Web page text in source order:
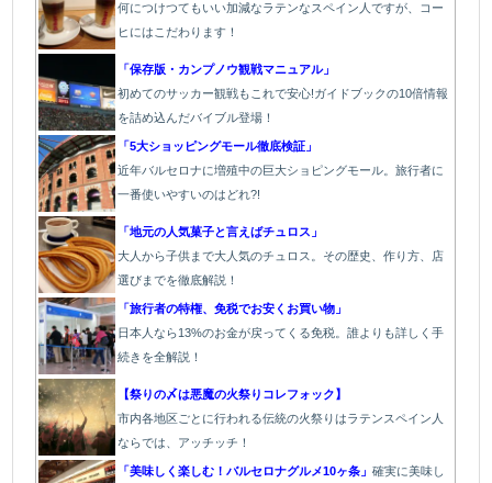
何につけつてもいい加減なラテンなスペイン人ですが、コー
ヒにはこだわります ！
「保存版・カンプノウ観戦マニュアル」
初めてのサッカー観戦もこれで安心!ガイドブックの10倍情報
を詰め込んだバイブル登場！
「5大ショッピングモール徹底検証」
近年バルセロナに増殖中の巨大ショピングモール。旅行者に
一番使いやすいのはどれ?!
「地元の人気菓子と言えばチュロス」
大人から子供まで大人気のチュロス。その歴史、作り方、店
選びまでを徹底解説！
「旅行者の特権、免税でお安くお買い物」
日本人なら13%のお金が戻ってくる免税。誰よりも詳しく手
続きを全解説！
【祭りの〆は悪魔の火祭りコレフォック】
市内各地区ごとに行われる伝統の火祭りはラテンスペイン人
ならでは、アッチッチ！
「美味しく楽しむ！バルセロナグルメ10ヶ条」確実に美味し